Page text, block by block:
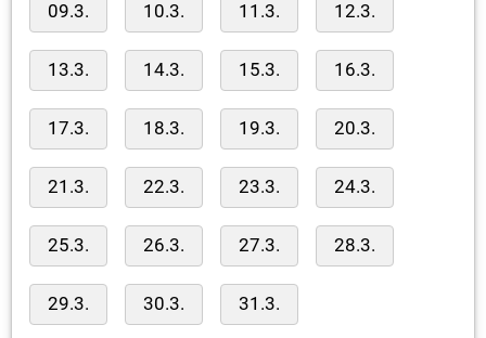
09.3. 10.3. 11.3. 12.3.
13.3. 14.3. 15.3. 16.3.
17.3. 18.3. 19.3. 20.3.
21.3. 22.3. 23.3. 24.3.
25.3. 26.3. 27.3. 28.3.
29.3. 30.3. 31.3.